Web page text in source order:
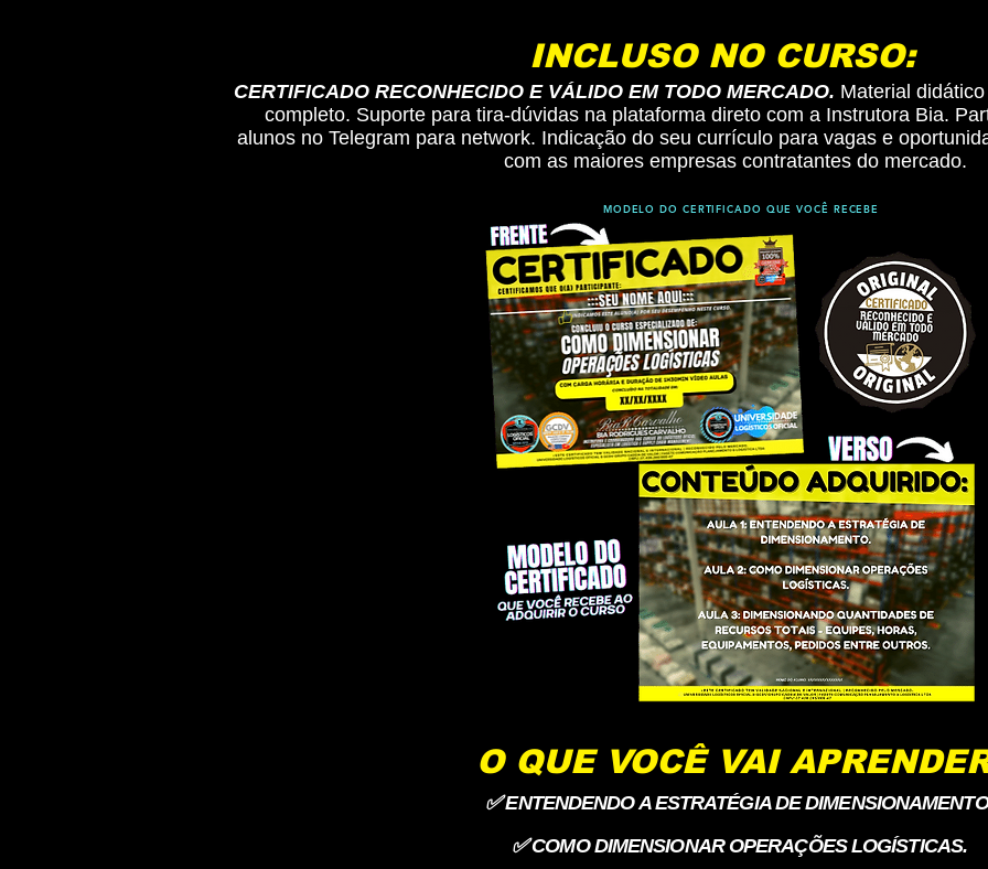
INCLUSO NO CURSO:
CERTIFICADO RECONHECIDO E VÁLIDO EM TODO MERCADO. Material
completo. Suporte para tira-dúvidas na plataforma direto com a Instrutora Bia.
alunos no Telegram para network. Indicação do seu currículo para vagas e
com as maiores empresas contratantes do mercado.
MODELO DO CERTIFICADO QUE VOCÊ RECEBE
O QUE VOCÊ VAI
✅ ENTENDENDO A ESTRATÉGIA DE
✅ COMO DIMENSIONAR OPERAÇÕES LOGÍSTICAS.